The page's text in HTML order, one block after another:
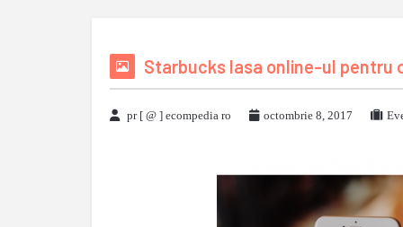
Starbucks lasa online-ul pentru
pr [ @ ] ecompedia ro octombrie 8, 2017